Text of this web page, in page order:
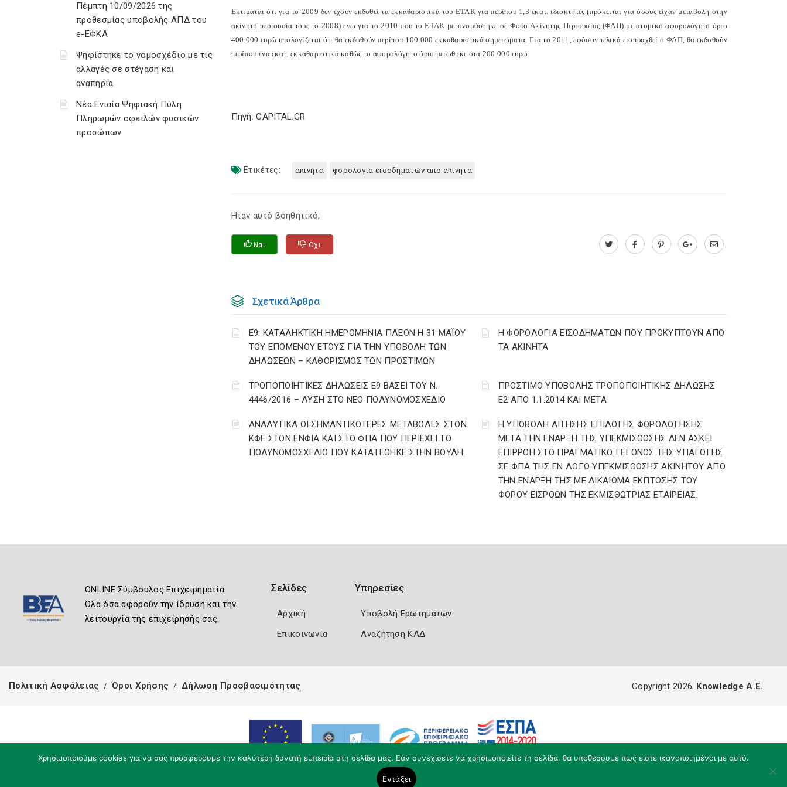
Πέμπτη 10/09/2026 της
προθεσμίας υποβολής ΑΠΔ του
e-ΕΦΚΑ
Ψηφίστηκε το νομοσχέδιο με τις
αλλαγές σε στέγαση και
αναπηρία
Νέα Ενιαία Ψηφιακή Πύλη
Πληρωμών οφειλών φυσικών
προσώπων
Εκτιμάται ότι για το 2009 δεν έχουν εκδοθεί τα εκκαθαριστικά του ΕΤΑΚ για περίπου 1,3 εκατ. ιδιοκτήτες (πρόκειται για όσους είχαν μεταβολή στην
ακίνητη περιουσία τους το 2008) ενώ για το 2010 που το ΕΤΑΚ μετονομάστηκε σε Φόρο Ακίνητης Περιουσίας (ΦΑΠ) με ατομικό αφορολόγητο όριο
400.000 ευρώ υπολογίζεται ότι θα εκδοθούν περίπου 100.000 εκκαθαριστικά σημειώματα. Για το 2011, εφόσον τελικά εισπραχθεί ο ΦΑΠ, θα εκδοθούν
περίπου ένα εκατ. εκκαθαριστικά καθώς το αφορολόγητο όριο μειώθηκε στα 200.000 ευρώ.
Πηγή: CAPITAL.GR
Ετικέτες: ακινητα φορολογια εισοδηματων απο ακινητα
Ηταν αυτό βοηθητικό;
Ναι Οχι
Σχετικά Άρθρα
Ε9: ΚΑΤΑΛΗΚΤΙΚΗ ΗΜΕΡΟΜΗΝΙΑ ΠΛΕΟΝ Η 31 ΜΑΪΟΥ
ΤΟΥ ΕΠΟΜΕΝΟΥ ΕΤΟΥΣ ΓΙΑ ΤΗΝ ΥΠΟΒΟΛΗ ΤΩΝ
ΔΗΛΩΣΕΩΝ – ΚΑΘΟΡΙΣΜΟΣ ΤΩΝ ΠΡΟΣΤΙΜΩΝ
Η ΦΟΡΟΛΟΓΙΑ ΕΙΣΟΔΗΜΑΤΩΝ ΠΟΥ ΠΡΟΚΥΠΤΟΥΝ ΑΠΟ
ΤΑ ΑΚΙΝΗΤΑ
ΤΡΟΠΟΠΟΙΗΤΙΚΕΣ ΔΗΛΩΣΕΙΣ Ε9 ΒΑΣΕΙ ΤΟΥ Ν.
4446/2016 – ΛΥΣΗ ΣΤΟ ΝΕΟ ΠΟΛΥΝΟΜΟΣΧΕΔΙΟ
ΠΡΟΣΤΙΜΟ ΥΠΟΒΟΛΗΣ ΤΡΟΠΟΠΟΙΗΤΙΚΗΣ ΔΗΛΩΣΗΣ
Ε2 ΑΠΟ 1.1.2014 ΚΑΙ ΜΕΤΑ
ΑΝΑΛΥΤΙΚΑ ΟΙ ΣΗΜΑΝΤΙΚΟΤΕΡΕΣ ΜΕΤΑΒΟΛΕΣ ΣΤΟΝ
ΚΦΕ ΣΤΟΝ ΕΝΦΙΑ ΚΑΙ ΣΤΟ ΦΠΑ ΠΟΥ ΠΕΡΙΕΧΕΙ ΤΟ
ΠΟΛΥΝΟΜΟΣΧΕΔΙΟ ΠΟΥ ΚΑΤΑΤΕΘΗΚΕ ΣΤΗΝ ΒΟΥΛΗ.
Η ΥΠΟΒΟΛΗ ΑΙΤΗΣΗΣ ΕΠΙΛΟΓΗΣ ΦΟΡΟΛΟΓΗΣΗΣ
ΜΕΤΑ ΤΗΝ ΕΝΑΡΞΗ ΤΗΣ ΥΠΕΚΜΙΣΘΩΣΗΣ ΔΕΝ ΑΣΚΕΙ
ΕΠΙΡΡΟΗ ΣΤΟ ΠΡΑΓΜΑΤΙΚΟ ΓΕΓΟΝΟΣ ΤΗΣ ΥΠΑΓΩΓΗΣ
ΣΕ ΦΠΑ ΤΗΣ ΕΝ ΛΟΓΩ ΥΠΕΚΜΙΣΘΩΣΗΣ ΑΚΙΝΗΤΟΥ ΑΠΟ
ΤΗΝ ΕΝΑΡΞΗ ΤΗΣ ΜΕ ΔΙΚΑΙΩΜΑ ΕΚΠΤΩΣΗΣ ΤΟΥ
ΦΟΡΟΥ ΕΙΣΡΟΩΝ ΤΗΣ ΕΚΜΙΣΘΩΤΡΙΑΣ ΕΤΑΙΡΕΙΑΣ.
ONLINE Σύμβουλος Επιχειρηματία
Όλα όσα αφορούν την ίδρυση και την
λειτουργία της επιχείρησής σας.
Σελίδες
Αρχική
Επικοινωνία
Υπηρεσίες
Υποβολή Ερωτημάτων
Αναζήτηση ΚΑΔ
Πολιτική Ασφάλειας Όροι Χρήσης Δήλωση Προσβασιμότητας
Χρησιμοποιούμε cookies για να σας προσφέρουμε την καλύτερη δυνατή εμπειρία στη σελίδα μας. Εάν συνεχίσετε να χρησιμοποιείτε τη σελίδα, θα υποθέσουμε πως είστε ικανοποιημένοι με αυτό.
Εντάξει
Copyright 2026 Knowledge A.E.